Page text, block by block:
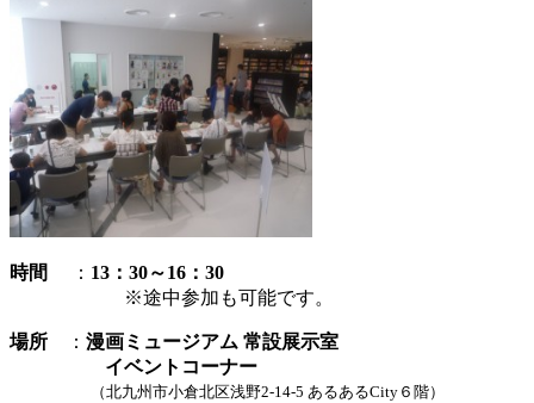
時間 ： 13：30～16：30
※途中参加も可能です。
場所 ： 漫画ミュージアム 常設展示室
イベントコーナー
（北九州市小倉北区浅野2-14-5 あるあるCity６階）